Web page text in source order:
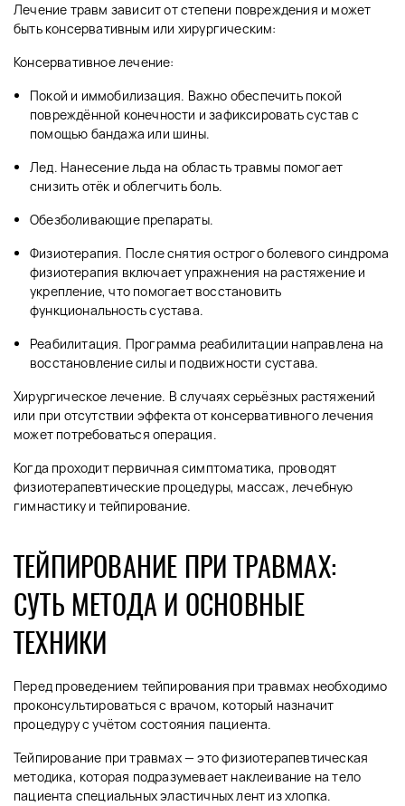
Лечение травм зависит от степени повреждения и может
быть консервативным или хирургическим:
Консервативное лечение:
Покой и иммобилизация. Важно обеспечить покой
повреждённой конечности и зафиксировать сустав с
помощью бандажа или шины.
Лед. Нанесение льда на область травмы помогает
снизить отёк и облегчить боль.
Обезболивающие препараты.
Физиотерапия. После снятия острого болевого синдрома
физиотерапия включает упражнения на растяжение и
укрепление, что помогает восстановить
функциональность сустава.
Реабилитация. Программа реабилитации направлена на
восстановление силы и подвижности сустава.
Хирургическое лечение. В случаях серьёзных растяжений
или при отсутствии эффекта от консервативного лечения
может потребоваться операция.
Когда проходит первичная симптоматика, проводят
физиотерапевтические процедуры, массаж, лечебную
гимнастику и тейпирование.
ТЕЙПИРОВАНИЕ ПРИ ТРАВМАХ:
СУТЬ МЕТОДА И ОСНОВНЫЕ
ТЕХНИКИ
Перед проведением тейпирования при травмах необходимо
проконсультироваться с врачом, который назначит
процедуру с учётом состояния пациента.
Тейпирование при травмах — это физиотерапевтическая
методика, которая подразумевает наклеивание на тело
пациента специальных эластичных лент из хлопка.